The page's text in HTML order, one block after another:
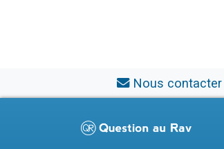
Nous contacter